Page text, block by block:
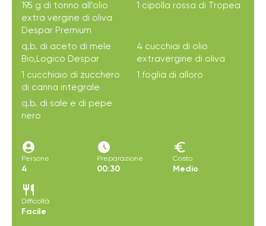
195 g di tonno all’olio
extra vergine di oliva
Despar Premium
1 cipolla rossa di Tropea
q.b. di aceto di mele
Bio,Logico Despar
4 cucchiai di olio
extravergine di oliva
1 cucchiaio di zucchero
di canna integrale
1 foglia di alloro
q.b. di sale e di pepe
nero
account_circle
Persone
4
access_time_filled
Preparazione
00:30
euro
Costo
Medio
restaurant
Difficoltà
Facile